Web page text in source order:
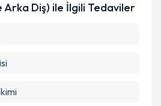
Arka Diş) ile İlgili Tedaviler